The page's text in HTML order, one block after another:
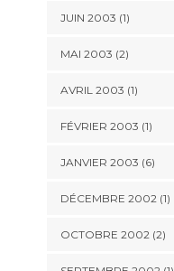
JUIN 2003 (1)
MAI 2003 (2)
AVRIL 2003 (1)
FÉVRIER 2003 (1)
JANVIER 2003 (6)
DÉCEMBRE 2002 (1)
OCTOBRE 2002 (2)